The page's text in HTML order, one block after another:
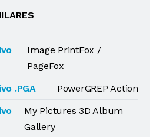
Image PrintFox /
PageFox
.PGA
PowerGREP Action
My Pictures 3D Album
Gallery